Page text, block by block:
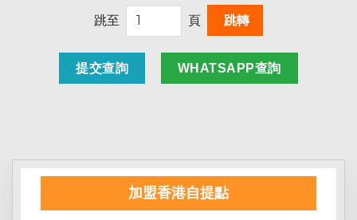
跳至 頁
提交查詢 WHATSAPP查詢
加盟香港自提點